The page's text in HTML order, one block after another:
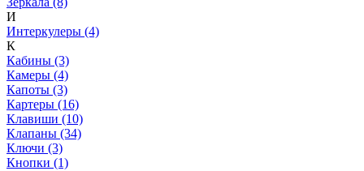
И
Интеркулеры (4)
К
Кабины (3)
Камеры (4)
Капоты (3)
Картеры (16)
Клавиши (10)
Клапаны (34)
Ключи (3)
Кнопки (1)